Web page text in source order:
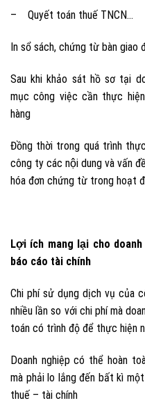
– Quyết toán thuế TNCN…
In sổ sách, chứng từ bàn giao
Sau khi khảo sát hồ sơ tại
mục công việc cần thực
hàng
Đồng thời trong quá trình
công ty các nội dung và vấn
hóa đơn chứng từ trong hoạt
Lợi ích mang lại cho
báo cáo tài chính
Chi phí sử dụng dịch vụ của
nhiều lần so với chi phí mà
toán có trình độ để thực hiện
Doanh nghiệp có thể hoàn
mà phải lo lắng đến bất kì
thuế – tài chính